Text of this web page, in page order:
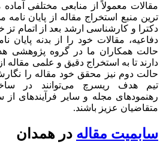
مقالات معمولاً از منابعی مختلفی
ترین منبع استخراج مقاله از پایان نامه
دکترا و کارشناسی ارشد بعد از اتمام
دفاعیه، مقالات خود را از بدنه پایان
حالت همکاران ما در گروه پژوهشی
دارند تا به استخراج دقیق و علمی مقاله از
حالت دوم نیز محقق خود مقاله را
تیم هدف ریسرچ می‌توانند در
رهنمودهای مجله و سایر فرآیندهای
متقاضیان عزیز باشند.
سابمیت مقاله در همدان